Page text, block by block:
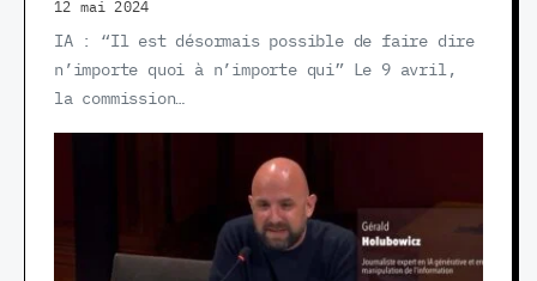
12 mai 2024
IA : “Il est désormais possible de faire dire
n’importe quoi à n’importe qui” Le 9 avril,
la commission…